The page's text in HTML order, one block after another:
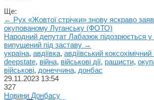
Ще:
← Рух «Жовтої стрічки» знову яскраво
окупованому Луганську (ФОТО)
Народний депутат Лабазюк підозрюється у
випущений під заставу →
україна, авдіївка, авдіївський
deepstate, війна, військові дії, рашисти,
військові, донеччина, донбас
29.11.2023 13:54
327
Новини Донбасу